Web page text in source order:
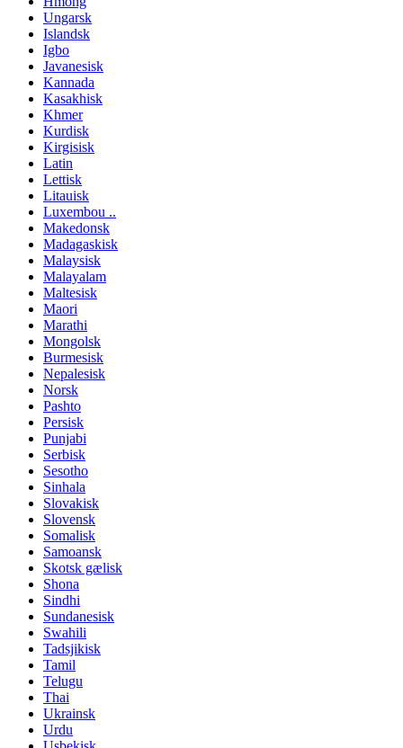
Ungarsk
Islandsk
Igbo
Javanesisk
Kannada
Kasakhisk
Khmer
Kurdisk
Kirgisisk
Latin
Lettisk
Litauisk
Luxembou ..
Makedonsk
Madagaskisk
Malaysisk
Malayalam
Maltesisk
Maori
Marathi
Mongolsk
Burmesisk
Nepalesisk
Norsk
Pashto
Persisk
Punjabi
Serbisk
Sesotho
Sinhala
Slovakisk
Slovensk
Somalisk
Samoansk
Skotsk gælisk
Shona
Sindhi
Sundanesisk
Swahili
Tadsjikisk
Tamil
Telugu
Thai
Ukrainsk
Urdu